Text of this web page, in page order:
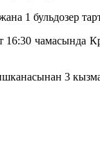
1 бульдозер
16:30 чамасында
3